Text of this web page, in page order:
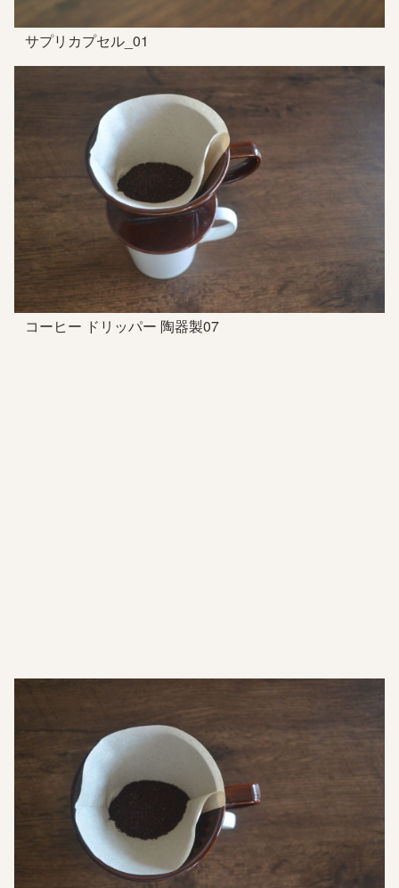
サプリカプセル_01
コーヒー ドリッパー 陶器製07